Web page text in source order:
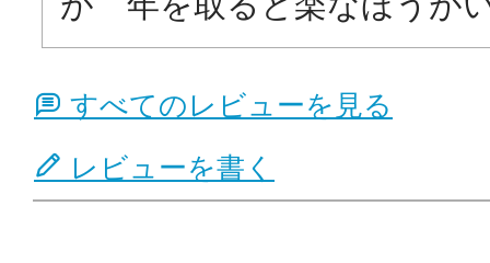
すべてのレビューを見る
レビューを書く